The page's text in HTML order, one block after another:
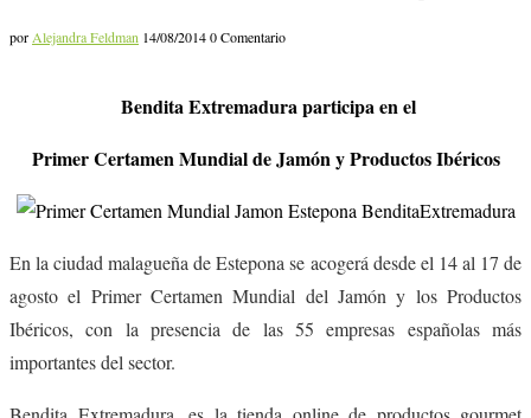
por Alejandra Feldman 14/08/20140 Comentario
Bendita Extremadura participa en el
Primer Certamen Mundial de Jamón y Productos Ibéricos
En la ciudad malagueña de Estepona se acogerá desde el 14 al 17 de
agosto el Primer Certamen Mundial del Jamón y los Productos
Ibéricos, con la presencia de las 55 empresas españolas más
importantes del sector.